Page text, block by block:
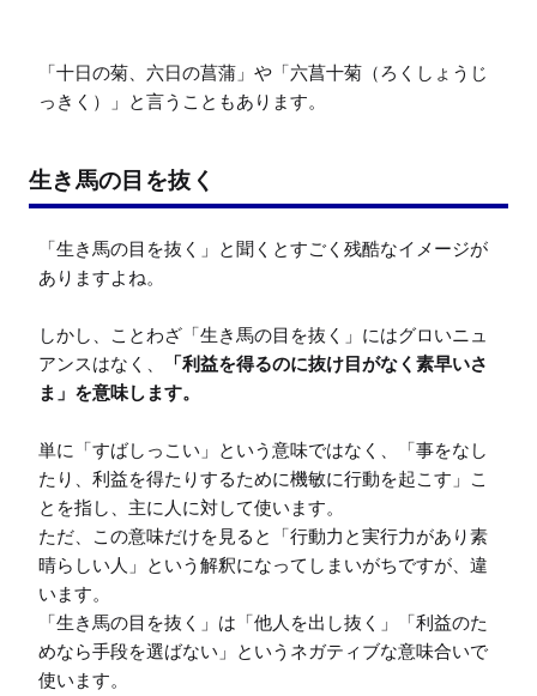
「十日の菊、六日の菖蒲」や「六菖十菊（ろくしょうじ
っきく）」と言うこともあります。
生き馬の目を抜く
「生き馬の目を抜く」と聞くとすごく残酷なイメージが
ありますよね。
しかし、ことわざ「生き馬の目を抜く」にはグロいニュ
アンスはなく、
「利益を得るのに抜け目がなく素早いさ
ま」を意味します。
単に「すばしっこい」という意味ではなく、「事をなし
たり、利益を得たりするために機敏に行動を起こす」こ
とを指し、主に人に対して使います。
ただ、この意味だけを見ると「行動力と実行力があり素
晴らしい人」という解釈になってしまいがちですが、違
います。
「生き馬の目を抜く」は「他人を出し抜く」「利益のた
めなら手段を選ばない」というネガティブな意味合いで
使います。